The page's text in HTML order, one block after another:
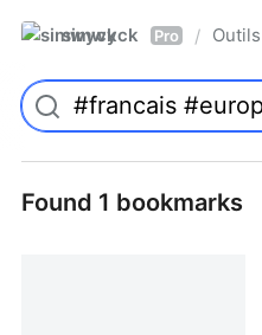
simwyck Pro /
Found 1 bookmarks